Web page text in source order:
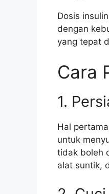
Dosis
dengan
yang tepat
Cara
1.
Hal
untuk
tidak boleh
alat suntik,